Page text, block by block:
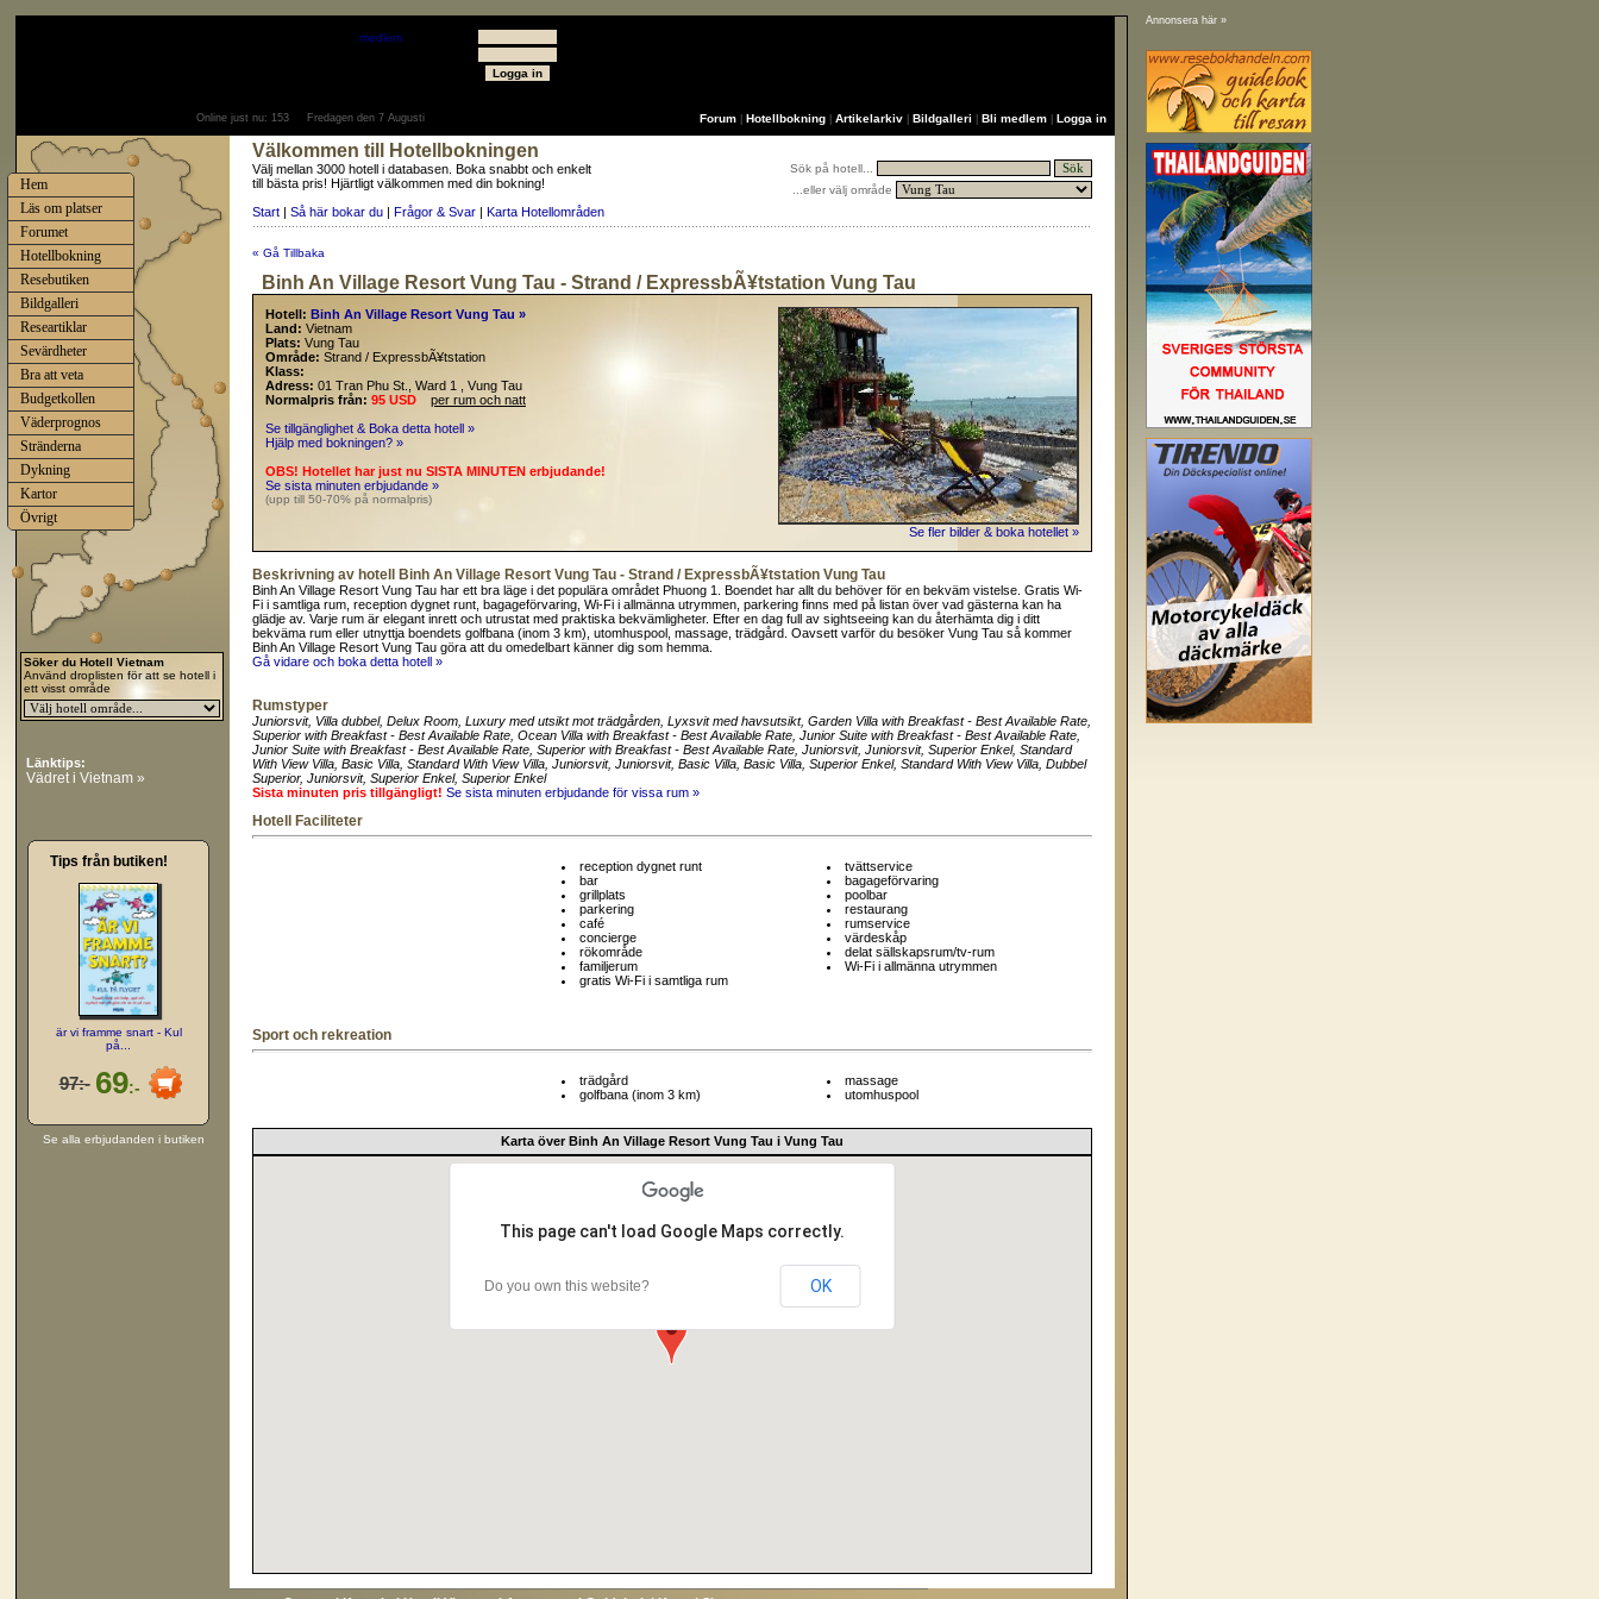
Välkommen till Hotellbokningen
Välj mellan 3000 hotell i databasen. Boka snabbt och enkelt
till bästa pris! Hjärtligt välkommen med din bokning!
Start | Så här bokar du | Frågor & Svar | Karta Hotellområden
Sök på hotell...
...eller välj område
« Gå Tillbaka
Binh An Village Resort Vung Tau - Strand / ExpressbÃ¥tstation Vung Tau
Hotell: Binh An Village Resort Vung Tau »
Land: Vietnam
Plats: Vung Tau
Område: Strand / ExpressbÃ¥tstation
Klass:
Adress: 01 Tran Phu St., Ward 1 , Vung Tau
Normalpris från: 95 USD
per rum och natt
Se tillgänglighet & Boka detta hotell »
Hjälp med bokningen? »
OBS! Hotellet har just nu SISTA MINUTEN erbjudande!
Se sista minuten erbjudande »
(upp till 50-70% på normalpris)
Se fler bilder & boka hotellet »
Beskrivning av hotell Binh An Village Resort Vung Tau - Strand / ExpressbÃ¥tstation Vung Tau
Binh An Village Resort Vung Tau har ett bra läge i det populära området Phuong 1. Boendet har allt du behöver för en bekväm vistelse. Gratis Wi-
Fi i samtliga rum, reception dygnet runt, bagageförvaring, Wi-Fi i allmänna utrymmen, parkering finns med på listan över vad gästerna kan ha
glädje av. Varje rum är elegant inrett och utrustat med praktiska bekvämligheter. Efter en dag full av sightseeing kan du återhämta dig i ditt
bekväma rum eller utnyttja boendets golfbana (inom 3 km), utomhuspool, massage, trädgård. Oavsett varför du besöker Vung Tau så kommer
Binh An Village Resort Vung Tau göra att du omedelbart känner dig som hemma.
Gå vidare och boka detta hotell »
Rumstyper
Juniorsvit, Villa dubbel, Delux Room , Luxury med utsikt mot trädgården , Lyxsvit med havsutsikt, Garden Villa with Breakfast - Best Available Rate
Superior with Breakfast - Best Available Rate , Ocean Villa with Breakfast - Best Available Rate , Junior Suite with Breakfast - Best Available Rate
Junior Suite with Breakfast - Best Available Rate , Superior with Breakfast - Best Available Rate , Juniorsvit, Juniorsvit, Superior Enkel, Standard
With View Villa , Basic Villa , Standard With View Villa , Juniorsvit, Juniorsvit, Basic Villa , Basic Villa , Superior Enkel, Standard With View Villa , Dubbel
Superior, Juniorsvit, Superior Enkel, Superior Enkel
Sista minuten pris tillgängligt! Se sista minuten erbjudande för vissa rum »
Hotell Faciliteter
reception dygnet runt
bar
grillplats
parkering
café
concierge
rökområde
familjerum
gratis Wi-Fi i samtliga rum
tvättservice
bagageförvaring
poolbar
restaurang
rumservice
värdeskåp
delat sällskapsrum/tv-rum
Wi-Fi i allmänna utrymmen
Sport och rekreation
trädgård
golfbana (inom 3 km)
massage
utomhuspool
Karta över Binh An Village Resort Vung Tau i Vung Tau
This page can't load Google Maps correctly.
Do you own this website? OK
Annonsera här »
Online just nu: 153 Fredagen den 7 Augusti Forum Hotellbokning Artikelarkiv Bildgalleri Bli medlem Logga in
medlem
Söker du Hotell Vietnam
Använd droplisten för att se hotell i
ett visst område
Länktips:
Vädret i Vietnam »
Tips från butiken!
är vi framme snart - Kul
på...
97:- 69:-
Se alla erbjudanden i butiken
Hem
Läs om platser
Forumet
Hotellbokning
Resebutiken
Bildgalleri
Researtiklar
Sevärdheter
Bra att veta
Budgetkollen
Väderprognos
Stränderna
Dykning
Kartor
Övrigt